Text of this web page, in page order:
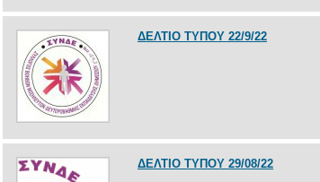
ΔΕΛΤΙΟ ΤΥΠΟΥ 22/9/22
ΔΕΛΤΙΟ ΤΥΠΟΥ 29/08/22